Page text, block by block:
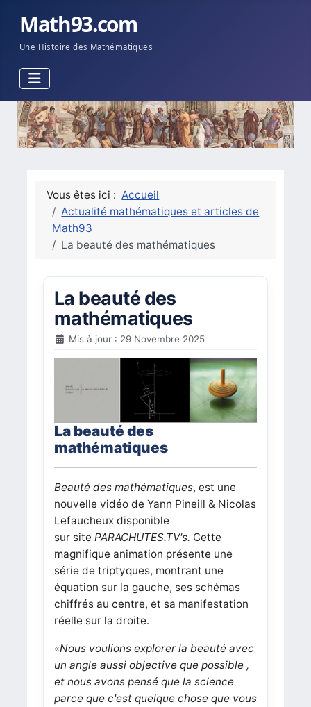
Math93.com
Une Histoire des Mathématiques
Vous êtes ici : Accueil
Actualité mathématiques et articles de
Math93
La beauté des mathématiques
La beauté des
mathématiques
Mis à jour : 29 Novembre 2025
La beauté des
mathématiques
Beauté des mathématiques, est une
nouvelle vidéo de Yann Pineill & Nicolas
Lefaucheux disponible
sursite PARACHUTES.TV's. Cette
magnifique animation présente une
série de triptyques, montrant une
équation sur la gauche, ses schémas
chiffrés au centre, et sa manifestation
réelle sur la droite.
«Nous voulions explorer la beauté avec
un angle aussi objective que possible ,
et nous avons pensé que la science
parce que c'est quelque chose que vous